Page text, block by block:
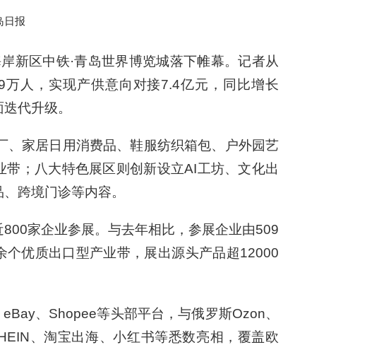
日报
新区中铁·青岛世界博览城落下帷幕。记者从
人，实现产供意向对接7.4亿元，同比增长
代升级。
家居日用消费品、鞋服纺织箱包、户外园艺
；八大特色展区则创新设立AI工坊、文化出
跨境门诊等内容。
家企业参展。与去年相比，参展企业由509
优质出口型产业带，展出源头产品超12000
、Shopee等头部平台，与俄罗斯Ozon、
、淘宝出海、小红书等悉数亮相，覆盖欧